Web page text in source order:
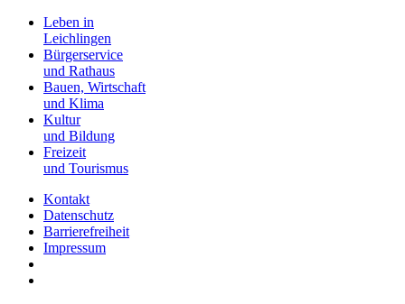
Leben in
Leichlingen
Bürgerservice
und Rathaus
Bauen, Wirtschaft
und Klima
Kultur
und Bildung
Freizeit
und Tourismus
Kontakt
Datenschutz
Barrierefreiheit
Impressum